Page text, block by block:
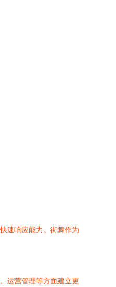
速响应能力。街舞作为
运营管理等方面建立更